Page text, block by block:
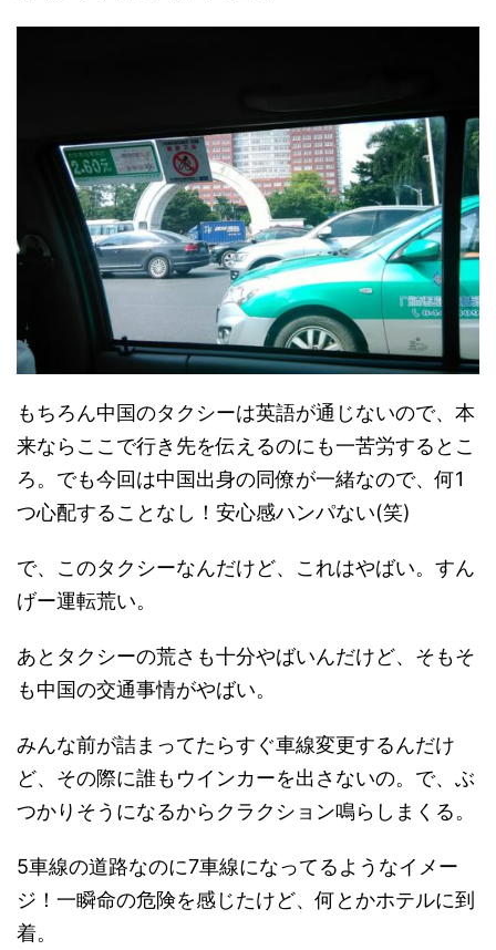
もちろん中国のタクシーは英語が通じないので、本
来ならここで行き先を伝えるのにも一苦労するとこ
ろ。でも今回は中国出身の同僚が一緒なので、何1
つ心配することなし！安心感ハンパない(笑)
で、このタクシーなんだけど、これはやばい。すん
げー運転荒い。
あとタクシーの荒さも十分やばいんだけど、そもそ
も中国の交通事情がやばい。
みんな前が詰まってたらすぐ車線変更するんだけ
ど、その際に誰もウインカーを出さないの。で、ぶ
つかりそうになるからクラクション鳴らしまくる。
5車線の道路なのに7車線になってるようなイメー
ジ！一瞬命の危険を感じたけど、何とかホテルに到
着。